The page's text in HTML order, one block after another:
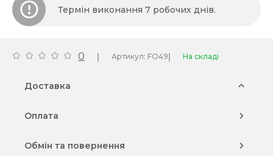
Термін виконання 7 робочих днів.
0 | Артикул: FO49| На складі
Доставка
Оплата
Обмін та повернення